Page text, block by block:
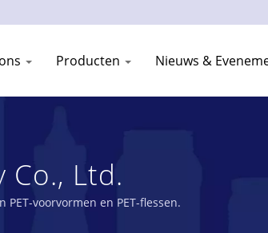
Producten Nieuws &
Co., Ltd.
voorvormen en PET-flessen.